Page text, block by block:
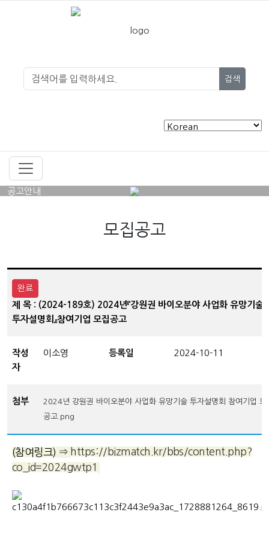
검색
공고안내
모집공고
완료
제 목 : (2024-189호) 2024년『강원권 바이오분야 사업화 유망기술+
투자설명회』참여기업 모집공고
작성
자
이소영 등록일 2024-10-11
첨부
2024년 강원권 바이오분야 사업화 유망기술 투자설명회 참여기업 모
공고.png
(참여링크) ⇒ https://bizmatch.kr/bbs/content.php?
co_id=2024gwtp1